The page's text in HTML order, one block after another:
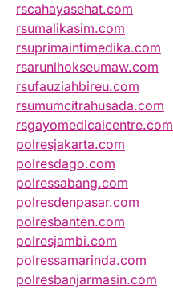
rscahayasehat.com
rsumalikasim.com
rsuprimaintimedika.com
rsarunlhokseumaw.com
rsufauziahbireu.com
rsumumcitrahusada.com
rsgayomedicalcentre.com
polresjakarta.com
polresdago.com
polressabang.com
polresdenpasar.com
polresbanten.com
polresjambi.com
polressamarinda.com
polresbanjarmasin.com